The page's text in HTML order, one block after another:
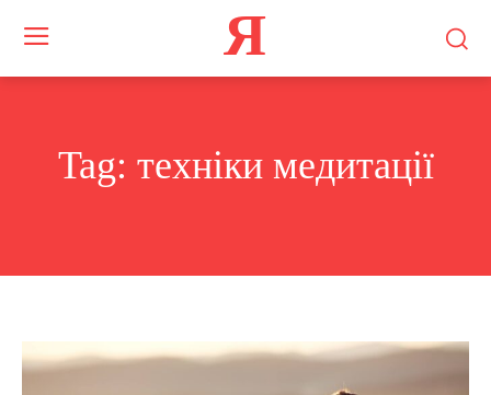
Я
Tag: техніки медитації